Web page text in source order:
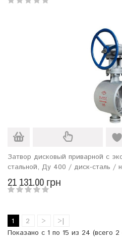
Затвор дисковый приварной с
стальной, Ду 400 / диск-сталь /
21 131.00 грн
1 2 >
>|
Показано с 1 по 15 из 24 (всего 2